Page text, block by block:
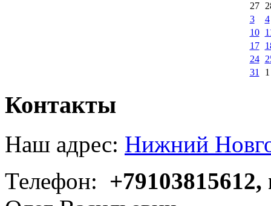
27
3
4
10
17
24
31
1
Контакты
Наш адрес: Нижний
Телефон: